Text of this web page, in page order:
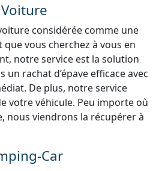
considérée comme une
que vous cherchez à vous en
notre service est la solution
un rachat d’épave efficace avec
De plus, notre service
votre véhicule. Peu importe où
nous viendrons la récupérer à
Car